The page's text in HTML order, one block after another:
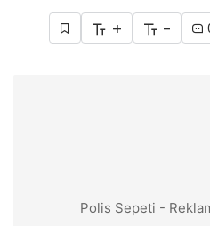
+ -
Polis Sepeti -